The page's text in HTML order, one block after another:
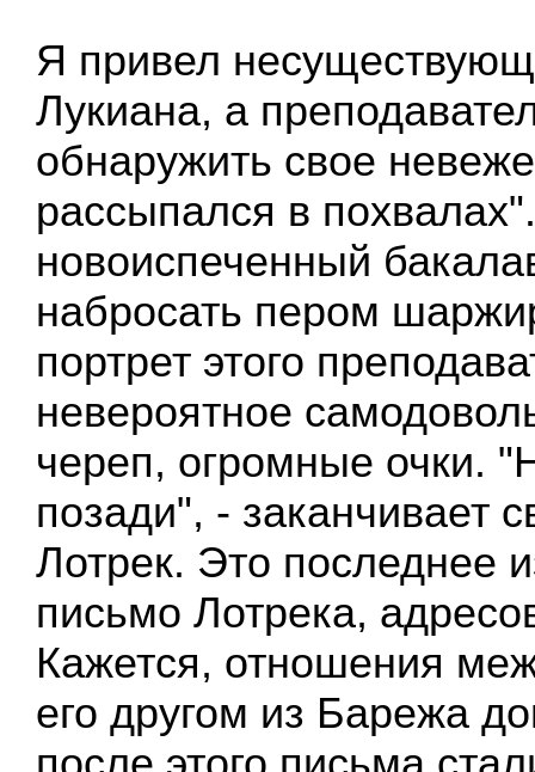
Я привел
Лукиана, а
обнаружить свое
рассыпался в
новоиспеченный
набросать пером
портрет этого
невероятное
череп, огромные очки.
позади", - заканчивает
Лотрек. Это последнее
письмо Лотрека,
Кажется, отношения
его другом из Барежа